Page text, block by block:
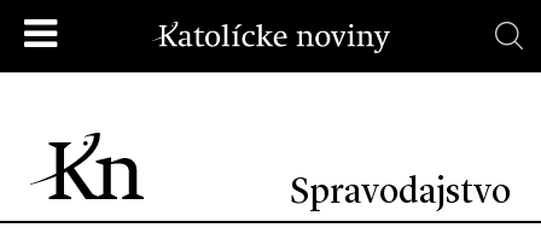
Spravodajstvo